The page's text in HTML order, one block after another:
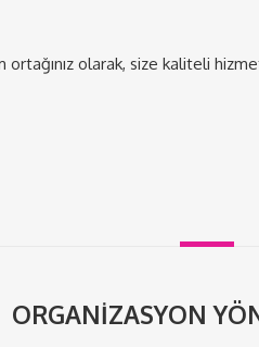
ortağınız olarak, size kaliteli
ORGANİZASYON